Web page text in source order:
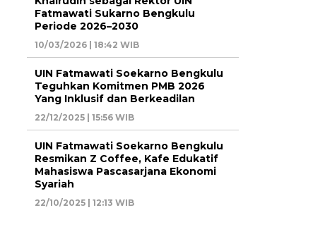
Fatmawati Sukarno Bengkulu
Periode 2026–2030
10/03/2026 | 18:42 WIB
UIN Fatmawati Soekarno Bengkulu
Teguhkan Komitmen PMB 2026
Yang Inklusif dan Berkeadilan
22/12/2025 | 15:56 WIB
UIN Fatmawati Soekarno Bengkulu
Resmikan Z Coffee, Kafe Edukatif
Mahasiswa Pascasarjana Ekonomi
Syariah
22/10/2025 | 12:13 WIB